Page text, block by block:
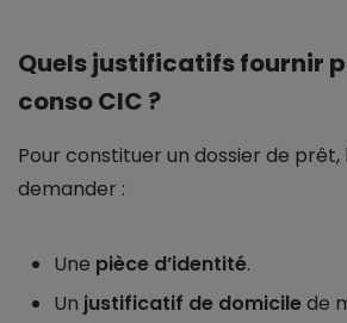
Quels justificatifs fournir
conso CIC ?
Pour constituer un dossier de prêt,
demander :
Une pièce d’identité.
Un justificatif de domicilede